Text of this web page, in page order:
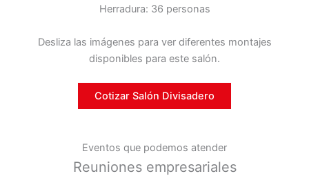
Herradura: 36 personas
Desliza las imágenes para ver diferentes montajes
disponibles para este salón.
Cotizar Salón Divisadero
Eventos que podemos atender
Reuniones empresariales